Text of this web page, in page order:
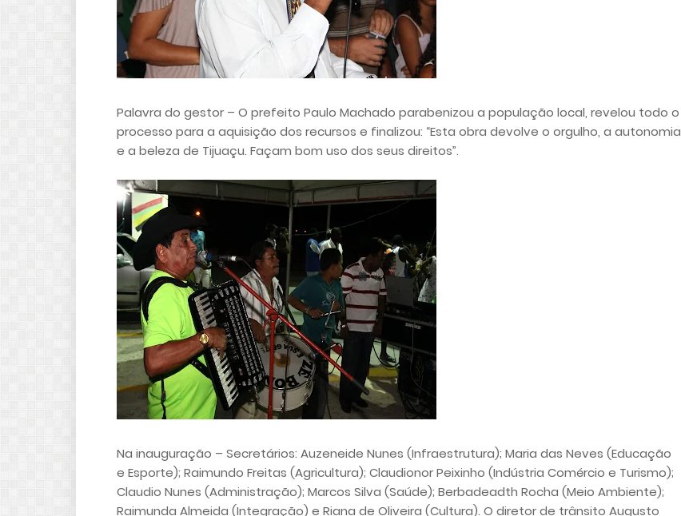
Palavra do gestor – O prefeito Paulo Machado parabenizou a população local, revelou todo o
processo para a aquisição dos recursos e finalizou: “Esta obra devolve o orgulho, a autonomia
e a beleza de Tijuaçu. Façam bom uso dos seus direitos”.
Na inauguração – Secretários: Auzeneide Nunes (Infraestrutura); Maria das Neves (Educação
e Esporte); Raimundo Freitas (Agricultura); Claudionor Peixinho (Indústria Comércio e Turismo);
Claudio Nunes (Administração); Marcos Silva (Saúde); Berbadeadth Rocha (Meio Ambiente);
Raimunda Almeida (Integração) e Riana de Oliveira (Cultura). O diretor de trânsito Augusto